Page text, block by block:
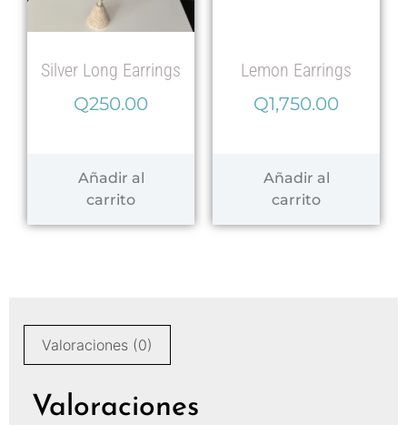
Silver Long Earrings
Q250.00
Añadir al
carrito
Lemon Earrings
Q1,750.00
Añadir al
carrito
Valoraciones (0)
Valoraciones